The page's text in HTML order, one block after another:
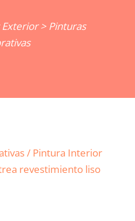
>Pinturas
/ Pintura Interior
revestimiento liso